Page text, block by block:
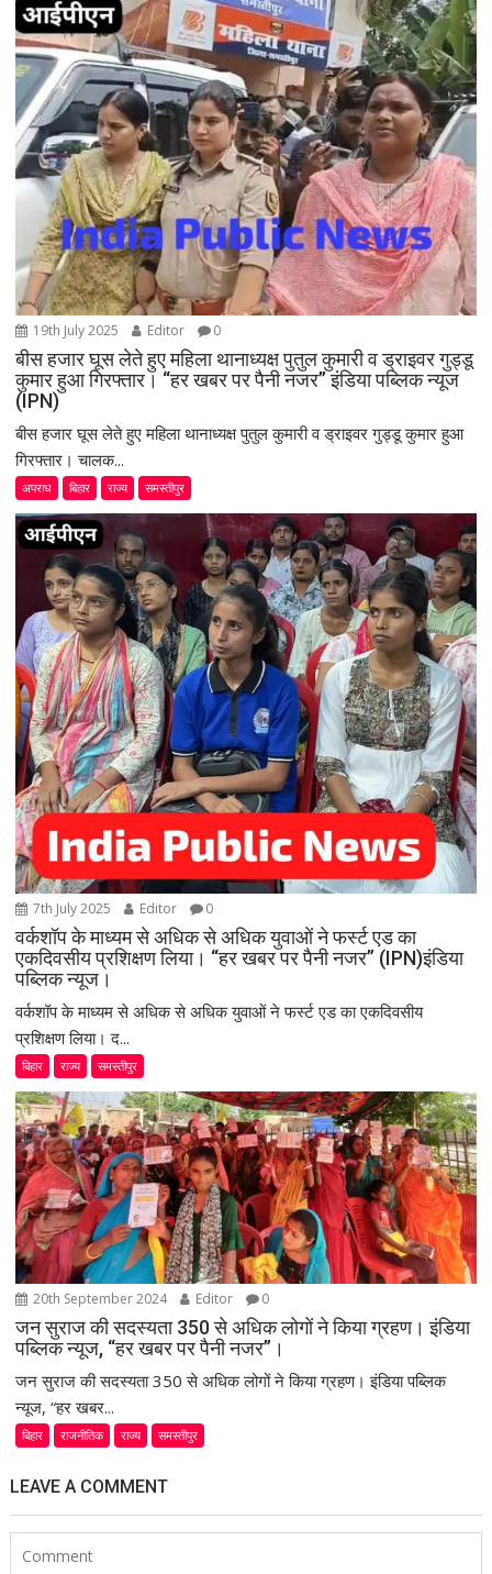
g
a
t
i
o
n
19th July 2025 Editor 0
बीस हजार घूस लेते हुए महिला थानाध्यक्ष पुतुल कुमारी व ड्राइवर गुड्डू
कुमार हुआ गिरफ्तार। “हर खबर पर पैनी नजर” इंडिया पब्लिक न्यूज
(IPN)
बीस हजार घूस लेते हुए महिला थानाध्यक्ष पुतुल कुमारी व ड्राइवर गुड्डू कुमार हुआ
गिरफ्तार। चालक...
अपराध बिहार राज्य समस्तीपुर
7th July 2025 Editor 0
वर्कशॉप के माध्यम से अधिक से अधिक युवाओं ने फर्स्ट एड का
एकदिवसीय प्रशिक्षण लिया। “हर खबर पर पैनी नजर” (IPN)इंडिया
पब्लिक न्यूज।
वर्कशॉप के माध्यम से अधिक से अधिक युवाओं ने फर्स्ट एड का एकदिवसीय
प्रशिक्षण लिया। द...
बिहार राज्य समस्तीपुर
20th September 2024 Editor 0
जन सुराज की सदस्यता 350 से अधिक लोगों ने किया ग्रहण। इंडिया
पब्लिक न्यूज, “हर खबर पर पैनी नजर”।
जन सुराज की सदस्यता 350 से अधिक लोगों ने किया ग्रहण। इंडिया पब्लिक
न्यूज, “हर खबर...
बिहार राजनीतिक राज्य समस्तीपुर
LEAVE A COMMENT